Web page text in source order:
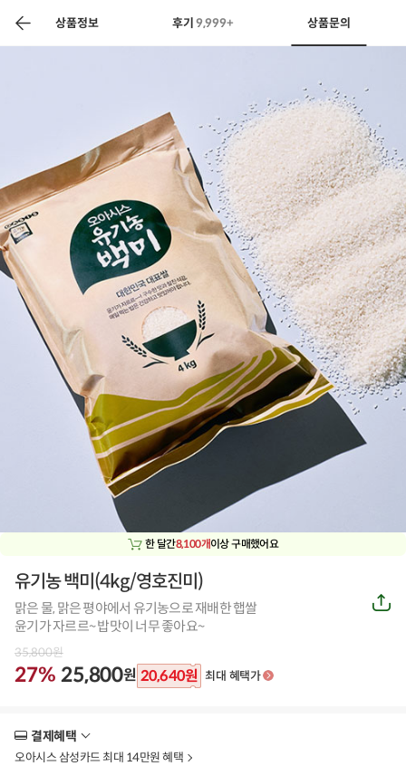
상품정보 후기 9,999+ 상품문의
공인 농축산물할인 주문/배송 고객센터
한 달간8,100개이상 구매했어요
유기농 백미(4kg/영호진미)
맑은 물, 맑은 평야에서 유기농으로 재배한 햅쌀
윤기가 자르르~ 밥맛이 너무 좋아요~
35,800원
27% 25,800원 20,640원 최대 혜택가
공
유
결제혜택
보
오아시스 삼성카드 최대 14만원 혜택